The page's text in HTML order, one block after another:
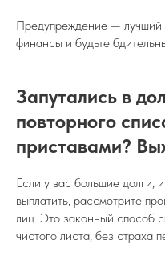
Предупреждение — лучший
финансы и будьте
Запутались в
повторного
приставами?
Если у вас большие долги,
выплатить, рассмотрите
лиц. Это законный способ
чистого листа, без страха